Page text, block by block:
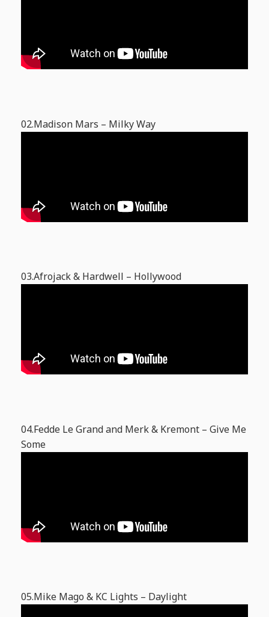
02.Madison Mars – Milky Way
03.Afrojack & Hardwell – Hollywood
04.Fedde Le Grand and Merk & Kremont – Give Me
Some
05.Mike Mago & KC Lights – Daylight